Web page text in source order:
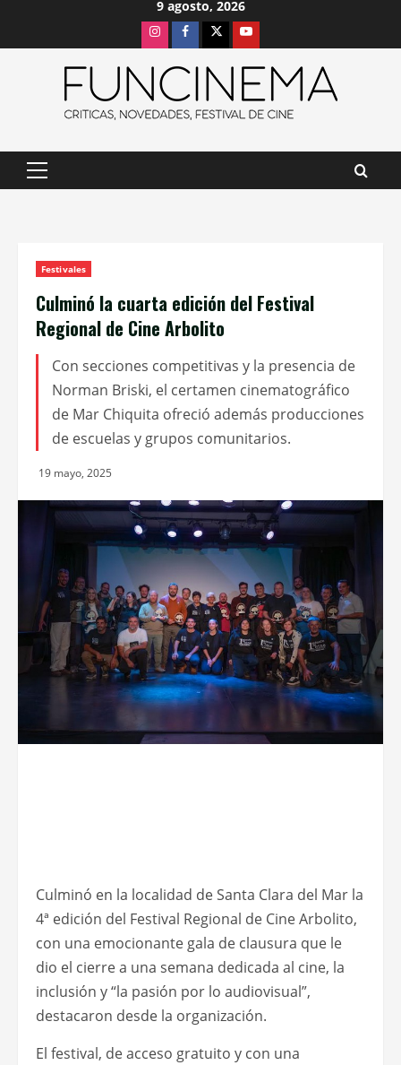
9 agosto, 2026
InstagramFacebook
X Youtube
Menú
Festivales
Culminó la cuarta edición del Festival
Regional de Cine Arbolito
Con secciones competitivas y la presencia de
Norman Briski, el certamen cinematográfico
de Mar Chiquita ofreció además producciones
de escuelas y grupos comunitarios.
19 mayo, 2025
Culminó en la localidad de Santa Clara del Mar la
4ª edición del Festival Regional de Cine Arbolito,
con una emocionante gala de clausura que le
dio el cierre a una semana dedicada al cine, la
inclusión y “la pasión por lo audiovisual”,
destacaron desde la organización.
El festival, de acceso gratuito y con una